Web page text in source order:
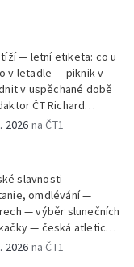
— letní etiketa: co u
v letadle — piknik v
v uspěchané době
ČT Richard
2026 na ČT1
slavnosti —
omdlévání —
— výběr slunečních
— česká atletická
výmarský
2026 na ČT1